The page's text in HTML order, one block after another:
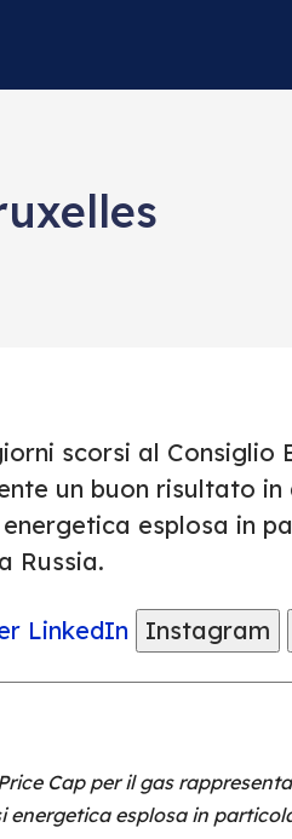
scorsi al Consiglio
un buon risultato
esplosa in
Russia.
LinkedIn Instagram
Cap per il gas
esplosa in